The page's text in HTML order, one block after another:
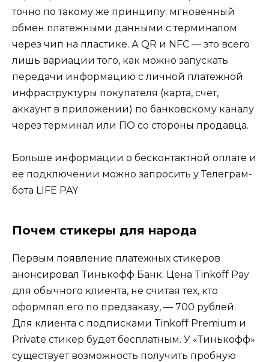
точно по такому же принципу: мгновенный
обмен платежными данными с терминалом
через чип на пластике. А QR и NFC — это всего
лишь вариации того, как можно запускать
передачи информацию с личной платежной
инфраструктуры покупателя (карта, счет,
аккаунт в приложении) по банковскому каналу
через терминал или ПО со стороны продавца.
Больше информации о бесконтактной оплате и
ее подключении можно запросить у Телеграм-
бота LIFE PAY
Почем стикеры для народа
Первым появление платежных стикеров
анонсировал Тинькофф Банк. Цена Tinkoff Pay
для обычного клиента, не считая тех, кто
оформлял его по предзаказу, — 700 рублей.
Для клиента с подписками Tinkoff Premium и
Private стикер будет бесплатным. У «Тинькофф»
существует возможность получить пробную